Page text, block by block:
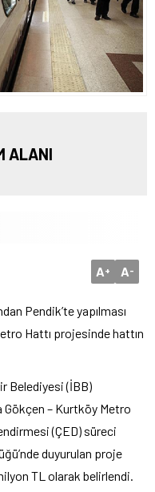
ALANI
A+ A-
Pendik’te yapılması
Hattı projesinde hattın
Belediyesi (İBB)
Gökçen – Kurtköy Metro
(ÇED) süreci
duyurulan proje
TL olarak belirlendi.